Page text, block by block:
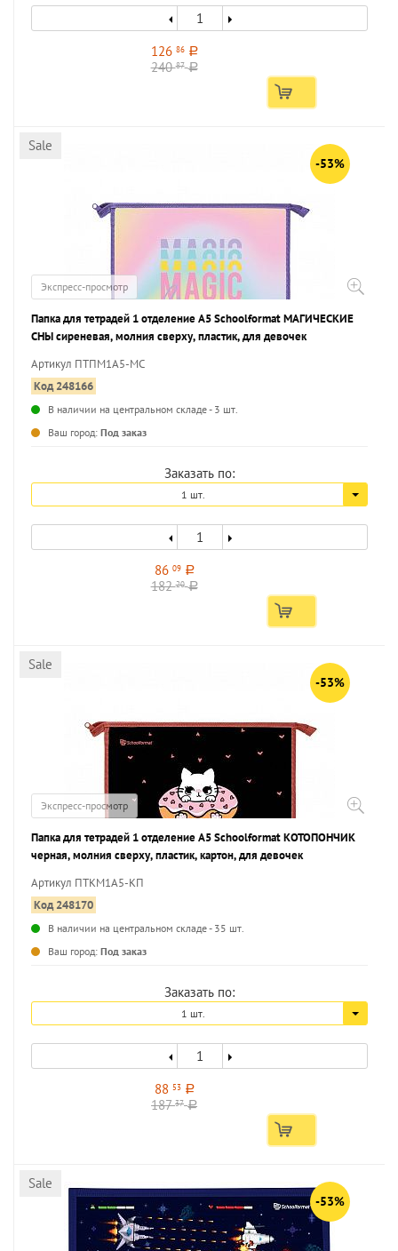
126 86 a
24087 a
Sale
-53%
Экспресс-просмотр
Папка для тетрадей 1 отделение А5 Schoolformat МАГИЧЕСКИЕ
СНЫ сиреневая, молния сверху, пластик, для девочек
Артикул ПТПМ1А5-МС
Код 248166
В наличии на центральном складе - 3 шт.
Ваш город: Под заказ
Заказать по:
1 шт.
86 09 a
18220 a
Sale
-53%
Экспресс-просмотр
Папка для тетрадей 1 отделение А5 Schoolformat КОТОПОНЧИК
черная, молния сверху, пластик, картон, для девочек
Артикул ПТКМ1А5-КП
Код 248170
В наличии на центральном складе - 35 шт.
Ваш город: Под заказ
Заказать по:
1 шт.
88 53 a
18737 a
Sale
-53%